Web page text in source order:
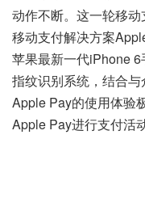
动作不断。这一轮移
移动支付解决方案
苹果最新一代iPhone
指纹识别系统，结合
Apple Pay的使用体验
Apple Pay进行支付活动